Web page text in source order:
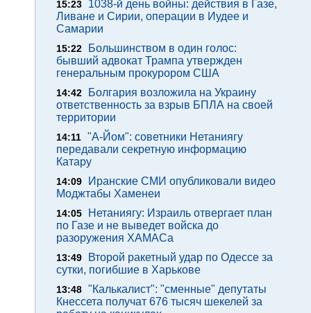
15:23
1038-й день войны: действия в Газе,
Ливане и Сирии, операции в Иудее и
Самарии
15:22
Большинством в один голос:
бывший адвокат Трампа утвержден
генеральным прокурором США
14:42
Болгария возложила на Украину
ответственность за взрыв БПЛА на своей
территории
14:11 "А-Йом": советники Нетаниягу
передавали секретную информацию
Катару
14:09
Иранские СМИ опубликовали видео
Моджтабы Хаменеи
14:05
Нетаниягу: Израиль отвергает план
по Газе и не выведет войска до
разоружения ХАМАСа
13:49
Второй ракетный удар по Одессе за
сутки, погибшие в Харькове
13:48 "Калькалист": "сменные" депутаты
Кнессета получат 676 тысяч шекелей за